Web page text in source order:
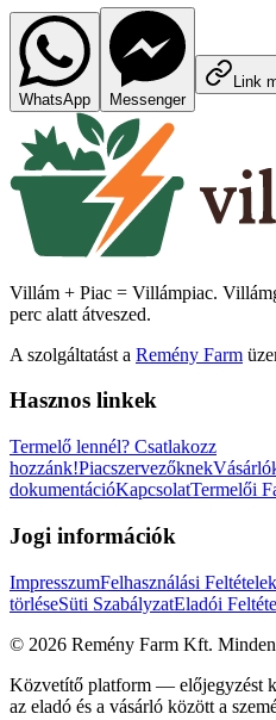
WhatsApp Messenger
Link
Villám + Piac = Villámpiac.
perc alatt átveszed.
A szolgáltatást a Remény Farm
Hasznos linkek
Termelő lennél? Csatlakozz
hozzánk!Piacszervezőknek
dokumentációKapcsolatTermelői
Jogi információk
ImpresszumFelhasználási Feltételek
törléseSüti SzabályzatEladói
© 2026 Remény Farm Kft.
Közvetítő platform — előjegyzést
az eladó és a vásárló között a